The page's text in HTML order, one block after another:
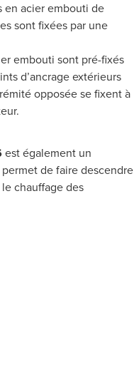
en acier embouti de
sont fixées par une
embouti sont pré-fixés
d’ancrage extérieurs
opposée se fixent à
est également un
de faire descendre
chauffage des